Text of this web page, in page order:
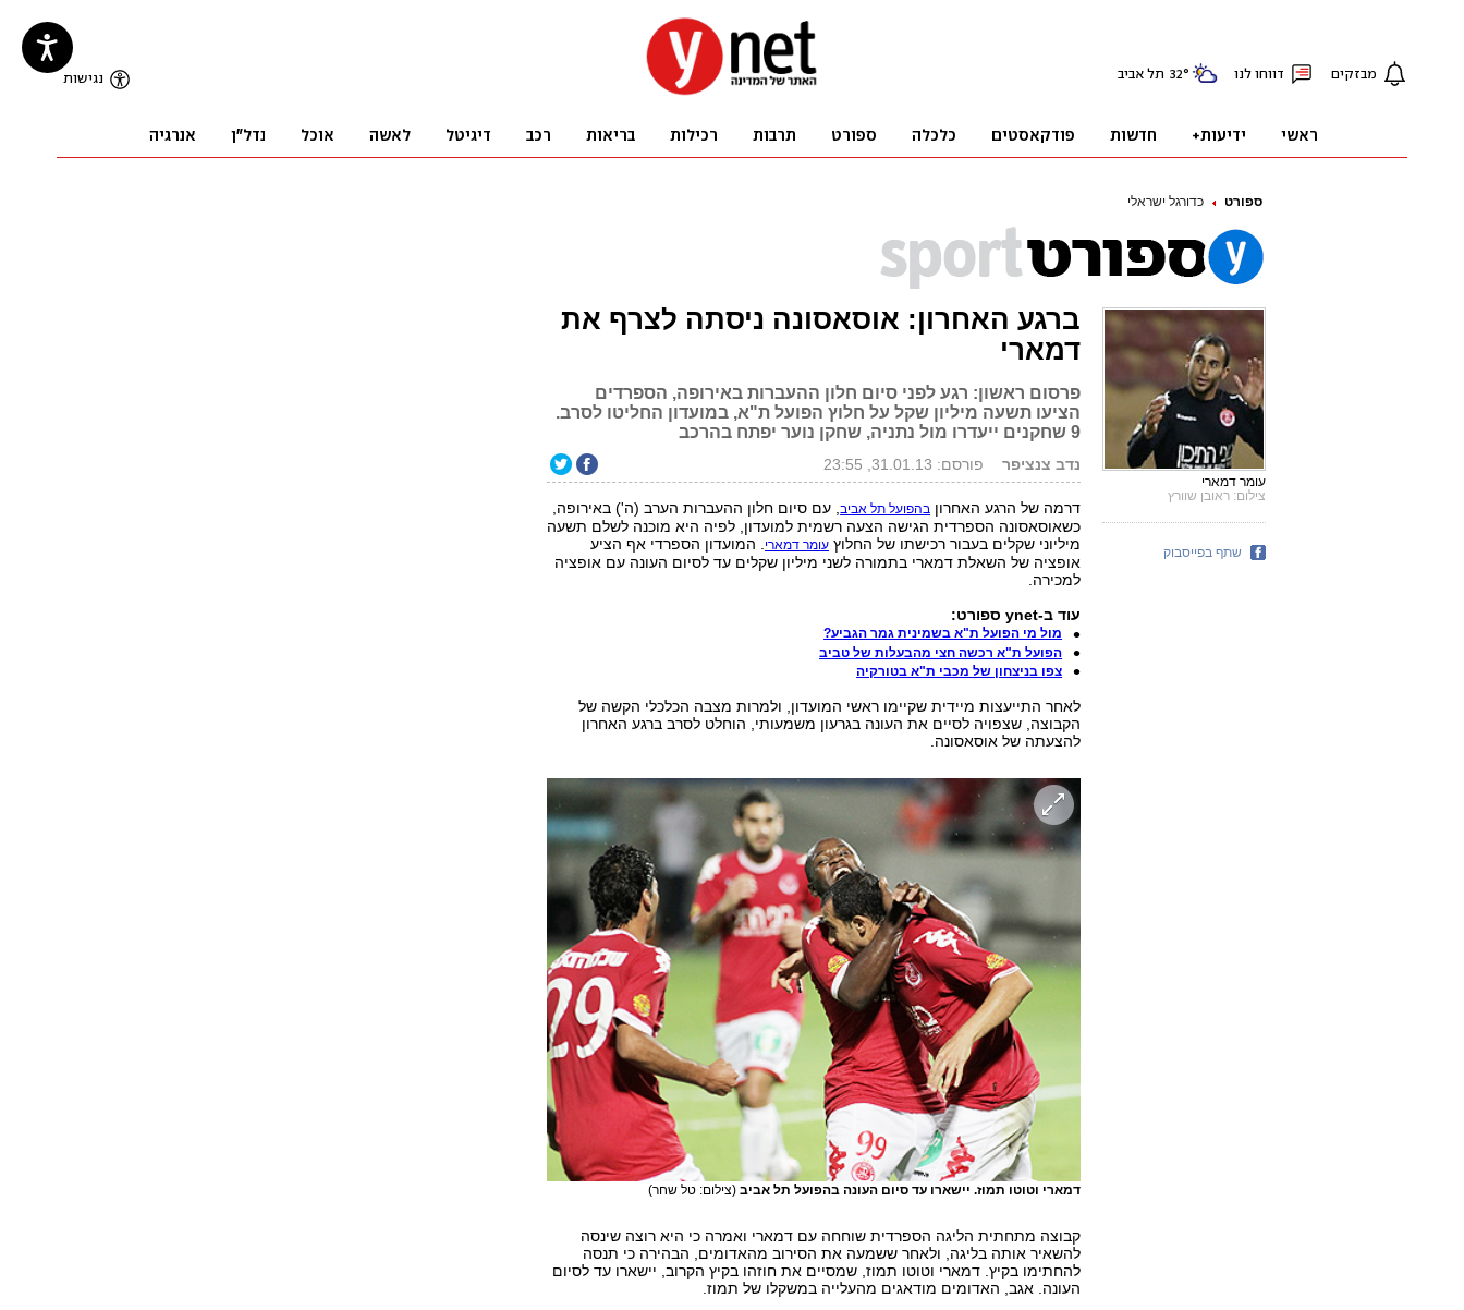
ספורט כדורגל ישראלי
ברגע האחרון: אוסאסונה ניסתה לצרף את
דמארי
פרסום ראשון: רגע לפני סיום חלון ההעברות באירופה, הספרדים
הציעו תשעה מיליון שקל על חלוץ הפועל ת"א, במועדון החליטו לסרב.
9 שחקנים ייעדרו מול נתניה, שחקן נוער יפתח בהרכב
נדב צנציפר פורסם: 31.01.13, 23:55
דרמה של הרגע האחרון בהפועל תל אביב, עם סיום חלון ההעברות הערב (ה') באירופה,
כשאוסאסונה הספרדית הגישה הצעה רשמית למועדון, לפיה היא מוכנה לשלם תשעה
מיליוני שקלים בעבור רכישתו של החלוץ עומר דמארי. המועדון הספרדי אף הציע
אופציה של השאלת דמארי בתמורה לשני מיליון שקלים עד לסיום העונה עם אופציה
למכירה.
עוד ב-ynet ספורט:
מול מי הפועל ת"א בשמינית גמר הגביע?
הפועל ת"א רכשה חצי מהבעלות של טביב
צפו בניצחון של מכבי ת"א בטורקיה
לאחר התייעצות מיידית שקיימו ראשי המועדון, ולמרות מצבה הכלכלי הקשה של
הקבוצה, שצפויה לסיים את העונה בגרעון משמעותי, הוחלט לסרב ברגע האחרון
להצעתה של אוסאסונה.
דמארי וטוטו תמוז. יישארו עד סיום העונה בהפועל תל אביב (צילום: טל שחר)
קבוצה מתחתית הליגה הספרדית שוחחה עם דמארי ואמרה כי היא רוצה שינסה
להשאיר אותה בליגה, ולאחר ששמעה את הסירוב מהאדומים, הבהירה כי תנסה
להחתימו בקיץ. דמארי וטוטו תמוז, שמסיים את חוזהו בקיץ הקרוב, יישארו עד לסיום
העונה. אגב, האדומים מודאגים מהעלייה במשקלו של תמוז.
עומר דמארי
צילום: ראובן שוורץ
שתף בפייסבוק